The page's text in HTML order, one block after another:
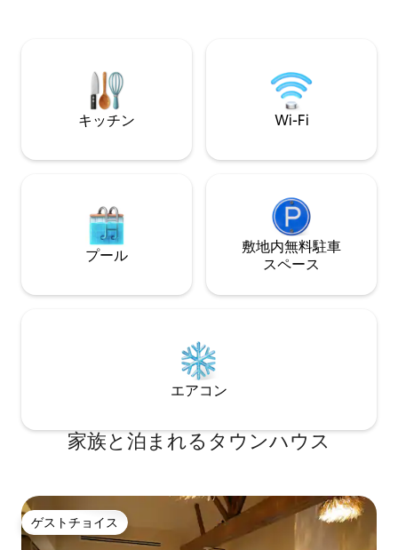
キッチン Wi-Fi
プール
敷地内無料駐⁠車
ス⁠ペ⁠ー⁠ス
エアコン
家族と泊まれるタウンハウス
ゲストチョイス
ゲストチョイス